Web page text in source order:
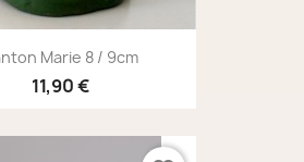
Marie 8 / 9cm
11,90 €